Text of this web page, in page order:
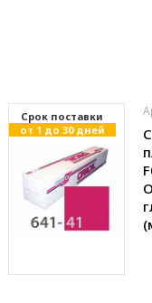
Cрок поставки
от 1 до 30 дней